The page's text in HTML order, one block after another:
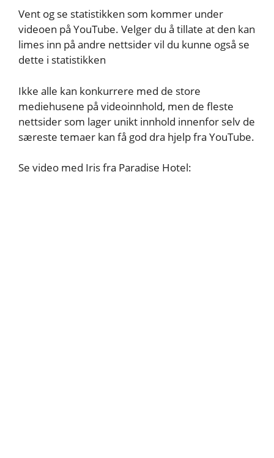
Vent og se statistikken som kommer under
videoen på YouTube. Velger du å tillate at den kan
limes inn på andre nettsider vil du kunne også se
dette i statistikken
Ikke alle kan konkurrere med de store
mediehusene på videoinnhold, men de fleste
nettsider som lager unikt innhold innenfor selv de
særeste temaer kan få god dra hjelp fra YouTube.
Se video med Iris fra Paradise Hotel: